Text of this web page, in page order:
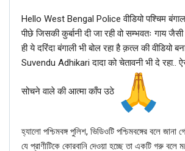
RELATED POSTS
Verified: শুভেন্দু অধিকারীকে নিয়ে ব্যঙ্গাত্মক ভিডিওটি
Hello West Bengal Police वीडियो पश्चिम
पीछे जिसकी कुर्बानी दी जा रही वो सम्भवतः गाय
ही ये दरिंदा बंगाली भी बोल रहा है क़त्ल की वीडियो
Suvendu Adhikari दादा को चेतावनी भी दे रहा..
सोचने वाले की आत्मा काँप उठे
হ্যালো পশ্চিমবঙ্গ পুলিশ, ভিডিওটি পশ্চিমবঙ্গের বলে
যে প্রাণীটিকে কোরবানি দেওয়া হচ্ছে তা একটি গরু বলে